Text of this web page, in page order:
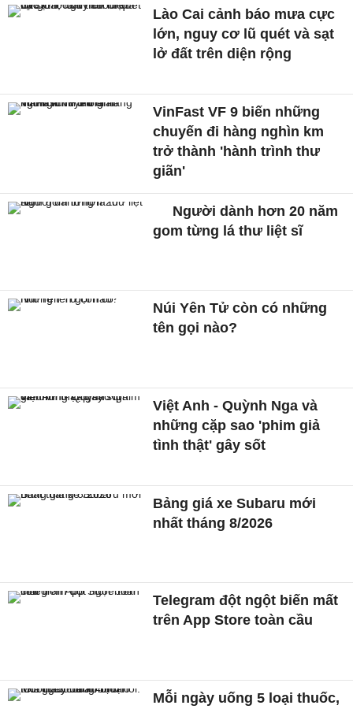
Lào Cai cảnh báo mưa cực
lớn, nguy cơ lũ quét và sạt
lở đất trên diện rộng
VinFast VF 9 biến những
chuyến đi hàng nghìn km
trở thành 'hành trình thư
giãn'
Người dành hơn 20 năm
gom từng lá thư liệt sĩ
Núi Yên Tử còn có những
tên gọi nào?
Việt Anh - Quỳnh Nga và
những cặp sao 'phim giả
tình thật' gây sốt
Bảng giá xe Subaru mới
nhất tháng 8/2026
Telegram đột ngột biến mất
trên App Store toàn cầu
Mỗi ngày uống 5 loại thuốc,